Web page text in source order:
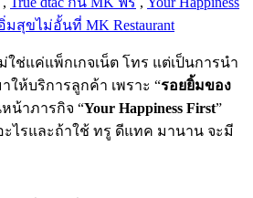
มสุขไม่อั้นที่ MK Restaurant
ช่แค่แพ็กเกจเน็ต โทร แต่เป็นการนำ
ให้บริการลูกค้า เพราะ “รอยยิ้มของ
น้าภารกิจ “Your Happiness First”
ะไรและถ้าใช้ ทรู ดีแทค มานาน จะมี